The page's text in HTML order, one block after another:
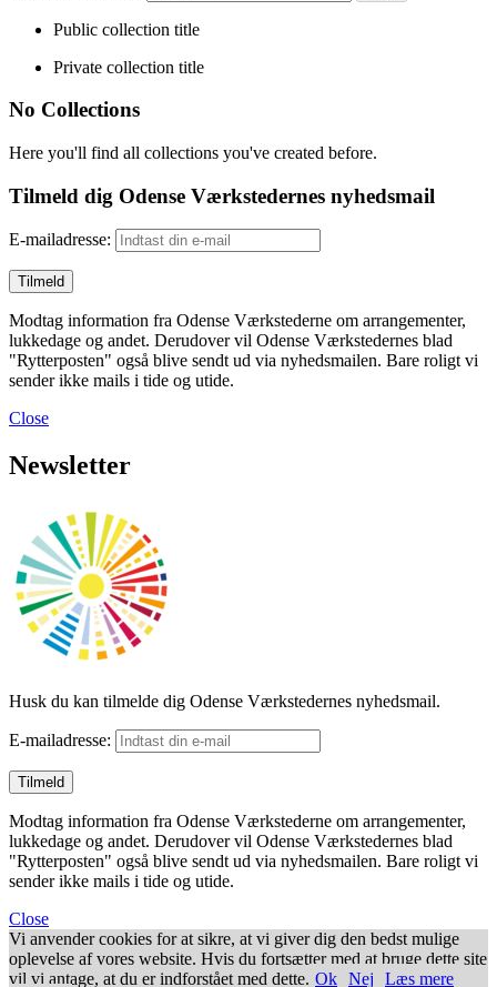
Public collection title
Private collection title
No Collections
Here you'll find all collections you've created before.
Tilmeld dig Odense Værkstedernes nyhedsmail
E-mailadresse:
Modtag information fra Odense Værkstederne om arrangementer,
lukkedage og andet. Derudover vil Odense Værkstedernes blad
"Rytterposten" også blive sendt ud via nyhedsmailen. Bare roligt vi
sender ikke mails i tide og utide.
Close
Newsletter
Husk du kan tilmelde dig Odense Værkstedernes nyhedsmail.
E-mailadresse:
Modtag information fra Odense Værkstederne om arrangementer,
lukkedage og andet. Derudover vil Odense Værkstedernes blad
"Rytterposten" også blive sendt ud via nyhedsmailen. Bare roligt vi
sender ikke mails i tide og utide.
Close
Vi anvender cookies for at sikre, at vi giver dig den bedst mulige
oplevelse af vores website. Hvis du fortsætter med at bruge dette site
vil vi antage, at du er indforstået med dette. Ok Nej Læs mere